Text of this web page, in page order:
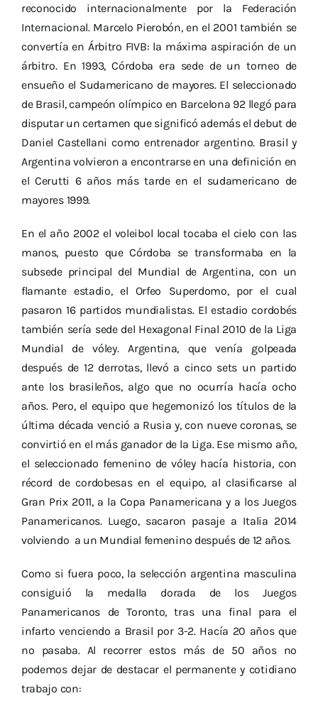
reconocido internacionalmente por la Federación
Internacional. Marcelo Pierobón, en el 2001 también se
convertía en Árbitro FIVB: la máxima aspiración de un
árbitro. En 1993, Córdoba era sede de un torneo de
ensueño el Sudamericano de mayores. El seleccionado
de Brasil, campeón olímpico en Barcelona 92 llegó para
disputar un certamen que significó además el debut de
Daniel Castellani como entrenador argentino. Brasil y
Argentina volvieron a encontrarse en una definición en
el Cerutti 6 años más tarde en el sudamericano de
mayores 1999.
En el año 2002 el voleibol local tocaba el cielo con las
manos, puesto que Córdoba se transformaba en la
subsede principal del Mundial de Argentina, con un
flamante estadio, el Orfeo Superdomo, por el cual
pasaron 16 partidos mundialistas. El estadio cordobés
también sería sede del Hexagonal Final 2010 de la Liga
Mundial de vóley. Argentina, que venía golpeada
después de 12 derrotas, llevó a cinco sets un partido
ante los brasileños, algo que no ocurría hacía ocho
años. Pero, el equipo que hegemonizó los títulos de la
última década venció a Rusia y, con nueve coronas, se
convirtió en el más ganador de la Liga. Ese mismo año,
el seleccionado femenino de vóley hacía historia, con
récord de cordobesas en el equipo, al clasificarse al
Gran Prix 2011, a la Copa Panamericana y a los Juegos
Panamericanos. Luego, sacaron pasaje a Italia 2014
volviendo a un Mundial femenino después de 12 años.
Como si fuera poco, la selección argentina masculina
consiguió la medalla dorada de los Juegos
Panamericanos de Toronto, tras una final para el
infarto venciendo a Brasil por 3-2. Hacía 20 años que
no pasaba. Al recorrer estos más de 50 años no
podemos dejar de destacar el permanente y cotidiano
trabajo con: